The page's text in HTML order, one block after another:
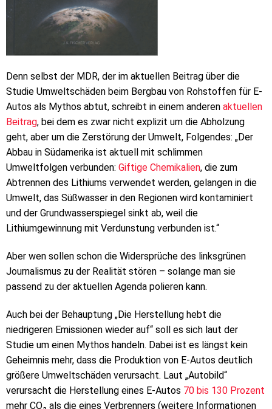
Denn selbst der MDR, der im aktuellen Beitrag über die
Studie Umweltschäden beim Bergbau von Rohstoffen für E-
Autos als Mythos abtut, schreibt in einem anderen aktuellen
Beitrag, bei dem es zwar nicht explizit um die Abholzung
geht, aber um die Zerstörung der Umwelt, Folgendes: „Der
Abbau in Südamerika ist aktuell mit schlimmen
Umweltfolgen verbunden: Giftige Chemikalien, die zum
Abtrennen des Lithiums verwendet werden, gelangen in die
Umwelt, das Süßwasser in den Regionen wird kontaminiert
und der Grundwasserspiegel sinkt ab, weil die
Lithiumgewinnung mit Verdunstung verbunden ist.“
Aber wen sollen schon die Widersprüche des linksgrünen
Journalismus zu der Realität stören – solange man sie
passend zu der aktuellen Agenda polieren kann.
Auch bei der Behauptung „Die Herstellung hebt die
niedrigeren Emissionen wieder auf“ soll es sich laut der
Studie um einen Mythos handeln. Dabei ist es längst kein
Geheimnis mehr, dass die Produktion von E-Autos deutlich
größere Umweltschäden verursacht. Laut „Autobild“
verursacht die Herstellung eines E-Autos 70 bis 130 Prozent
mehr CO₂ als die eines Verbrenners (weitere Informationen